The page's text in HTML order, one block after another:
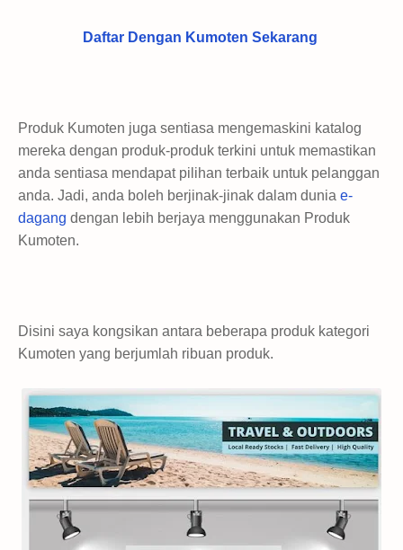
Daftar Dengan Kumoten Sekarang
Produk Kumoten juga sentiasa mengemaskini katalog
mereka dengan produk-produk terkini untuk memastikan
anda sentiasa mendapat pilihan terbaik untuk pelanggan
anda. Jadi, anda boleh berjinak-jinak dalam dunia e-
dagang dengan lebih berjaya menggunakan Produk
Kumoten.
Disini saya kongsikan antara beberapa produk kategori
Kumoten yang berjumlah ribuan produk.